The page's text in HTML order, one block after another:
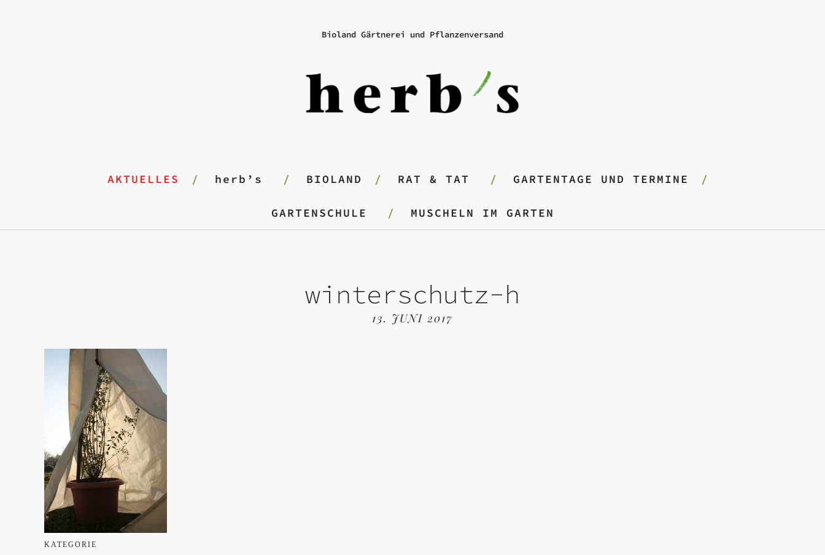
Bioland Gärtnerei und Pflanzenversand
AKTUELLES herb’s BIOLAND RAT & TAT GARTENTAGE UND TERMINE
GARTENSCHULE MUSCHELN IM GARTEN
winterschutz-h
13. JUNI 2017
KATEGORIE